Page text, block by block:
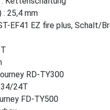
25,4 mm
EF41 EZ fire plus, Schalt/
RD-TY300
34/24T
FD-TY500